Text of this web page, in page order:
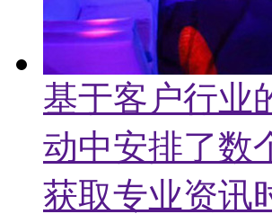
基于客户行业
动中安排了数
获取专业资讯